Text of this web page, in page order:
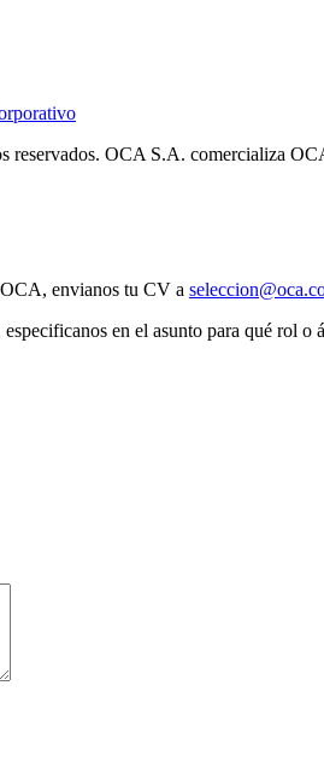
reservados. OCA S.A. comercializa
envianos tu CV a
en el asunto para qué rol o